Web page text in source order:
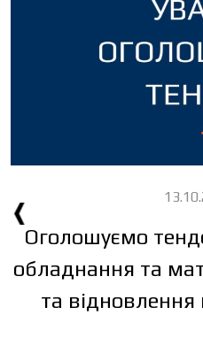
Оголошуємо
обладнання та
та відновлення
‹